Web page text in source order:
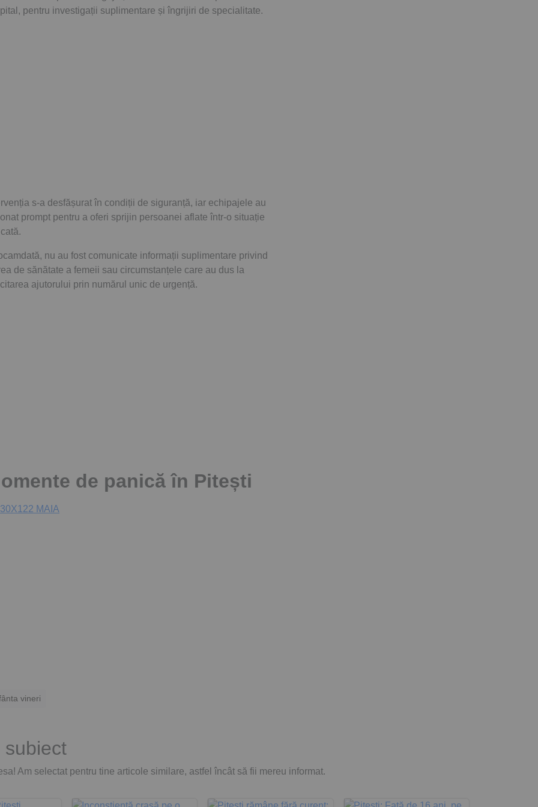
pentru investigații suplimentare și îngrijiri de specialitate.
s-a desfășurat în condiții de siguranță, iar echipajele au
prompt pentru a oferi sprijin persoanei aflate într-o situație
nu au fost comunicate informații suplimentare privind
de sănătate a femeii sau circumstanțele care au dus la
ajutorului prin numărul unic de urgență.
de panică în Pitești
vineri
Am selectat pentru tine articole similare, astfel încât să fii mereu informat.